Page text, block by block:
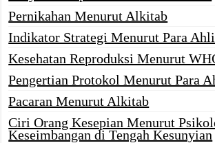
Pernikahan Menurut Alkitab
Indikator Strategi Menurut Para Ahli
Kesehatan Reproduksi Menurut
Pengertian Protokol Menurut Para
Pacaran Menurut Alkitab
Ciri Orang Kesepian Menurut
Keseimbangan di Tengah Kesunyian